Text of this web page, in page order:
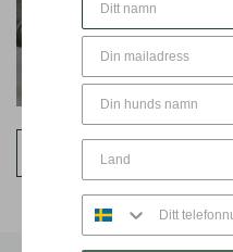
bäddar
DONUT